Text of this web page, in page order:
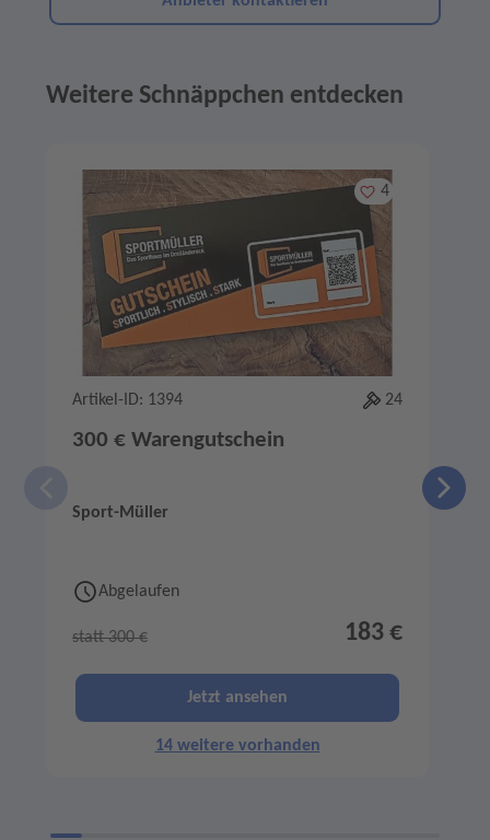
Weitere Schnäppchen entdecken
Merken
4
Artikel-ID: 1394 24
300 € Warengutschein
Sport-Müller
Abgelaufen
statt 300 € 183 €
Jetzt ansehen
14 weitere vorhanden